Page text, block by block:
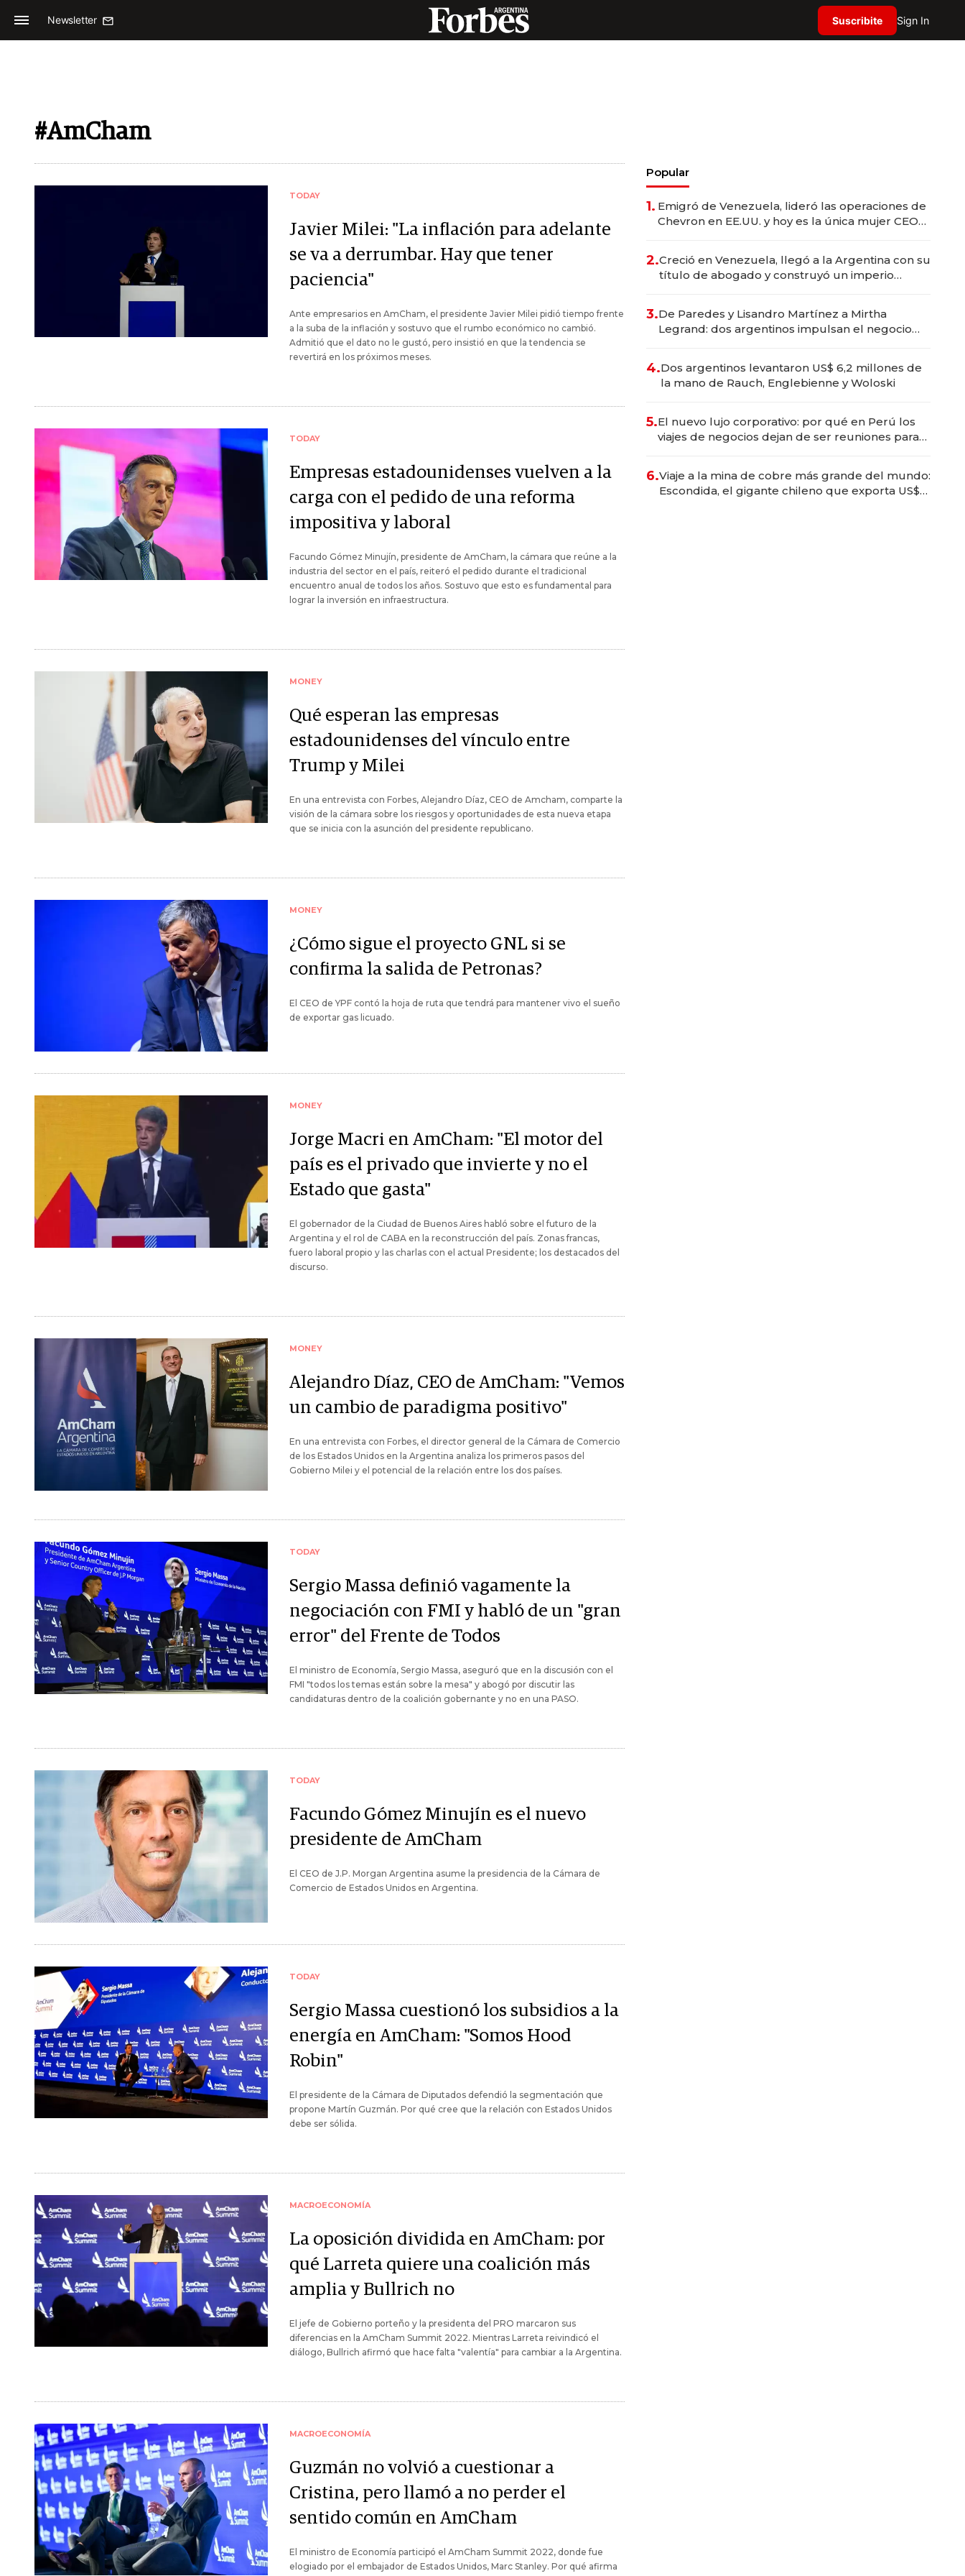
Newsletter Suscribite Sign In
#AmCham
TODAY
Javier Milei: "La inflación para adelante
se va a derrumbar. Hay que tener
paciencia"
Ante empresarios en AmCham, el presidente Javier Milei pidió tiempo frente
a la suba de la inflación y sostuvo que el rumbo económico no cambió.
Admitió que el dato no le gustó, pero insistió en que la tendencia se
revertirá en los próximos meses.
TODAY
Empresas estadounidenses vuelven a la
carga con el pedido de una reforma
impositiva y laboral
Facundo Gómez Minujín, presidente de AmCham, la cámara que reúne a la
industria del sector en el país, reiteró el pedido durante el tradicional
encuentro anual de todos los años. Sostuvo que esto es fundamental para
lograr la inversión en infraestructura.
MONEY
Qué esperan las empresas
estadounidenses del vínculo entre
Trump y Milei
En una entrevista con Forbes, Alejandro Díaz, CEO de Amcham, comparte la
visión de la cámara sobre los riesgos y oportunidades de esta nueva etapa
que se inicia con la asunción del presidente republicano.
MONEY
¿Cómo sigue el proyecto GNL si se
confirma la salida de Petronas?
El CEO de YPF contó la hoja de ruta que tendrá para mantener vivo el sueño
de exportar gas licuado.
MONEY
Jorge Macri en AmCham: "El motor del
país es el privado que invierte y no el
Estado que gasta"
El gobernador de la Ciudad de Buenos Aires habló sobre el futuro de la
Argentina y el rol de CABA en la reconstrucción del país. Zonas francas,
fuero laboral propio y las charlas con el actual Presidente; los destacados del
discurso.
MONEY
Alejandro Díaz, CEO de AmCham: "Vemos
un cambio de paradigma positivo"
En una entrevista con Forbes, el director general de la Cámara de Comercio
de los Estados Unidos en la Argentina analiza los primeros pasos del
Gobierno Milei y el potencial de la relación entre los dos países.
TODAY
Sergio Massa definió vagamente la
negociación con FMI y habló de un "gran
error" del Frente de Todos
El ministro de Economía, Sergio Massa, aseguró que en la discusión con el
FMI "todos los temas están sobre la mesa" y abogó por discutir las
candidaturas dentro de la coalición gobernante y no en una PASO.
TODAY
Facundo Gómez Minujín es el nuevo
presidente de AmCham
El CEO de J.P. Morgan Argentina asume la presidencia de la Cámara de
Comercio de Estados Unidos en Argentina.
TODAY
Sergio Massa cuestionó los subsidios a la
energía en AmCham: "Somos Hood
Robin"
El presidente de la Cámara de Diputados defendió la segmentación que
propone Martín Guzmán. Por qué cree que la relación con Estados Unidos
debe ser sólida.
MACROECONOMÍA
La oposición dividida en AmCham: por
qué Larreta quiere una coalición más
amplia y Bullrich no
El jefe de Gobierno porteño y la presidenta del PRO marcaron sus
diferencias en la AmCham Summit 2022. Mientras Larreta reivindicó el
diálogo, Bullrich afirmó que hace falta "valentía" para cambiar a la Argentina.
MACROECONOMÍA
Guzmán no volvió a cuestionar a
Cristina, pero llamó a no perder el
sentido común en AmCham
El ministro de Economía participó el AmCham Summit 2022, donde fue
elogiado por el embajador de Estados Unidos, Marc Stanley. Por qué afirma
Popular
1. Emigró de Venezuela, lideró las operaciones de
Chevron en EE.UU. y hoy es la única mujer CEO
2.Creció en Venezuela, llegó a la Argentina con su
título de abogado y construyó un imperio
3.De Paredes y Lisandro Martínez a Mirtha
Legrand: dos argentinos impulsan el negocio
4.Dos argentinos levantaron US$ 6,2 millones de
la mano de Rauch, Englebienne y Woloski
5.El nuevo lujo corporativo: por qué en Perú los
viajes de negocios dejan de ser reuniones para
6.Viaje a la mina de cobre más grande del mundo:
Escondida, el gigante chileno que exporta US$